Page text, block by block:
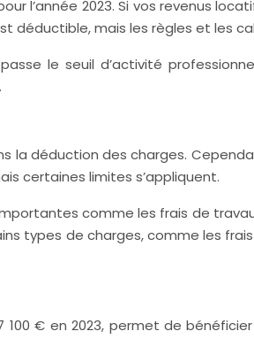
l’année 2023. Si vos revenus
déductible, mais les règles et les
le seuil d’activité
la déduction des charges.
certaines limites s’appliquent.
comme les frais de
types de charges, comme les
€ en 2023, permet de